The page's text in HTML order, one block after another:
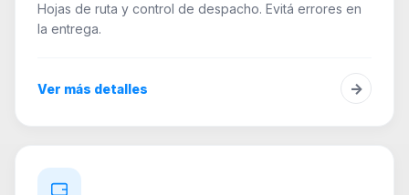
Hojas de ruta y control de despacho. Evitá errores en
la entrega.
Ver más detalles →